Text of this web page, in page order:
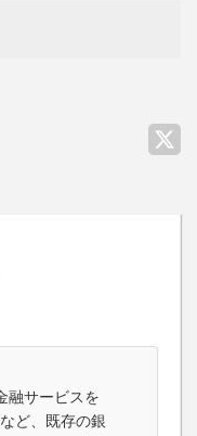
融サービスを
ど、既存の銀